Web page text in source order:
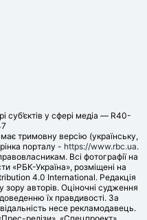
суб’єктів у сфері медіа — R40-
тримовну версію (українську,
порталу - https://www.rbc.ua.
Всі фотографії на
«РБК-Україна», розміщені на
4.0 International. Редакція
зору авторів. Оціночні судження
їх правдивості. За
несе рекламодавець.